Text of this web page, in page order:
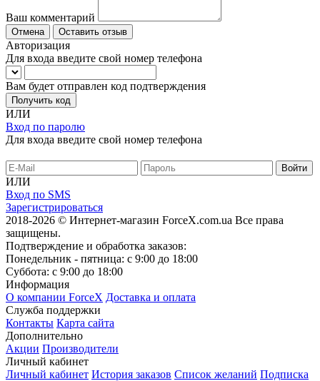
Ваш комментарий
Отмена Оставить отзыв
Авторизация
Для входа введите свой номер телефона
Вам будет отправлен код подтверждения
Получить код
ИЛИ
Вход по паролю
Для входа введите свой номер телефона
ИЛИ
Вход по SMS
Зарегистрироваться
2018-2026 © Интернет-магазин ForceX.com.ua Все права
защищены.
Подтверждение и обработка заказов:
Понедельник - пятница: с 9:00 до 18:00
Суббота: с 9:00 до 18:00
Информация
О компании ForceX Доставка и оплата
Служба поддержки
Контакты Карта сайта
Дополнительно
Акции Производители
Личный кабинет
Личный кабинет История заказов Список желаний Подписка